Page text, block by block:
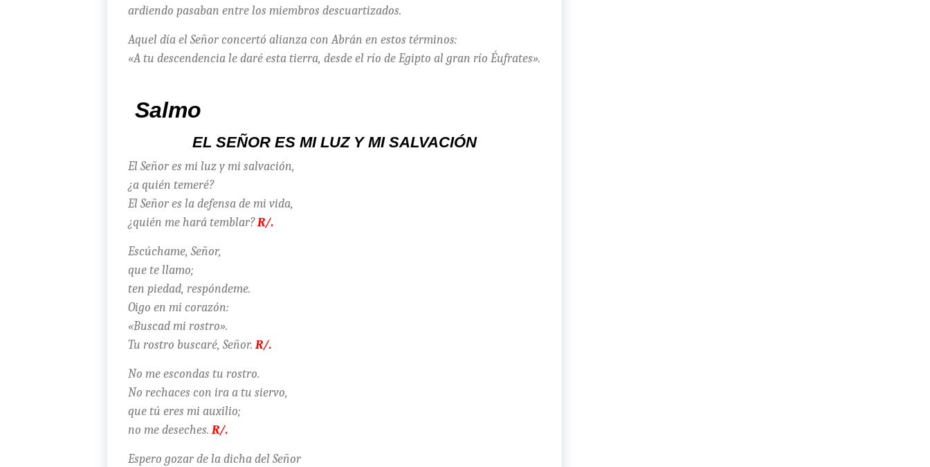
ardiendo pasaban entre los miembros descuartizados.
Aquel día el Señor concertó alianza con Abrán en estos términos:
«A tu descendencia le daré esta tierra, desde el río de Egipto al gran río Éufrates».
Salmo
EL SEÑOR ES MI LUZ Y MI SALVACIÓN
El Señor es mi luz y mi salvación,
¿a quién temeré?
El Señor es la defensa de mi vida,
¿quién me hará temblar?R/.
Escúchame, Señor,
que te llamo;
ten piedad, respóndeme.
Oigo en mi corazón:
«Buscad mi rostro».
Tu rostro buscaré, Señor. R/.
No me escondas tu rostro.
No rechaces con ira a tu siervo,
que tú eres mi auxilio;
no me deseches. R/.
Espero gozar de la dicha del Señor